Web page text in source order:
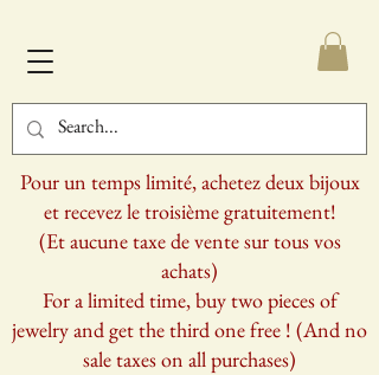
Pour un temps limité, achetez deux bijoux
et recevez le troisième gratuitement!
(Et aucune taxe de vente sur tous vos
achats)
For a limited time, buy two pieces of
jewelry and get the third one free ! (And no
sale taxes on all purchases)